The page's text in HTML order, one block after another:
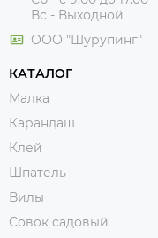
Вс - Выходной
ООО "Шурупинг"
КАТАЛОГ
Малка
Карандаш
Клей
Шпатель
Вилы
Совок садовый